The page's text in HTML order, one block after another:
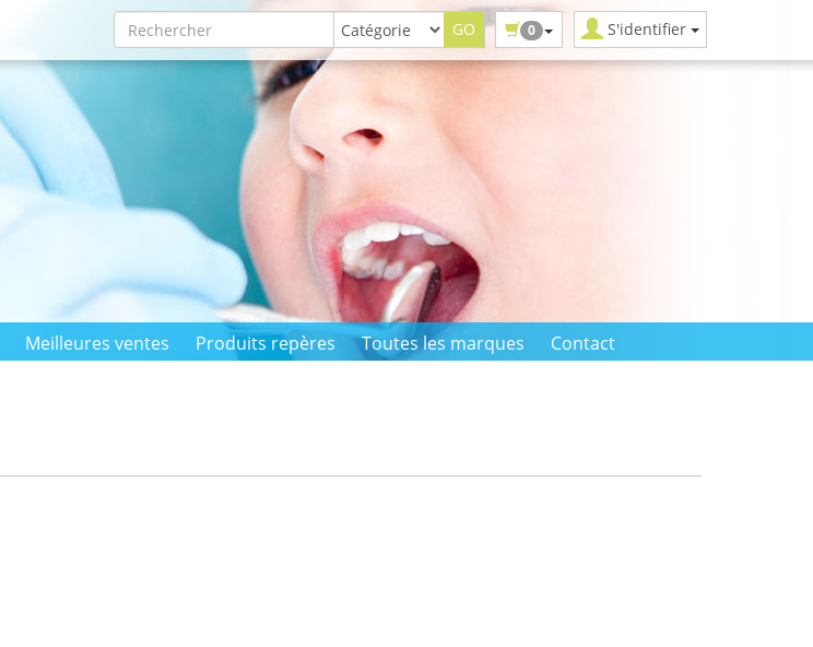
S'identifier
0
Meilleures ventes Produits repères Toutes les marques Contact